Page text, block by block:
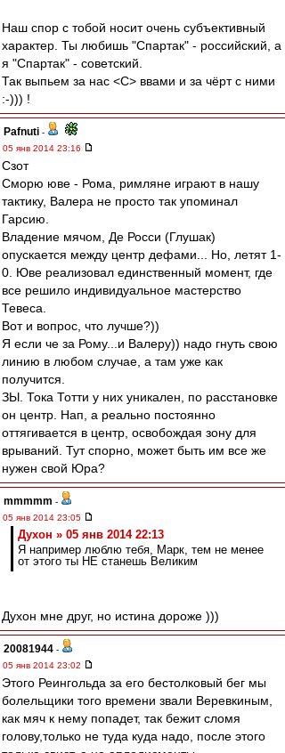
Наш спор с тобой носит очень субъективный
характер. Ты любишь "Спартак" - российский, а
я "Спартак" - советский.
Так выпьем за нас <C> ввами и за чёрт с ними
:-))) !
Pafnuti -
05 янв 2014 23:16
Сзот
Сморю юве - Рома, римляне играют в нашу
тактику, Валера не просто так упоминал
Гарсию.
Владение мячом, Де Росси (Глушак)
опускается между центр дефами... Но, летят 1-
0. Юве реализовал единственный момент, где
все решило индивидуальное мастерство
Тевеса.
Вот и вопрос, что лучше?))
Я если че за Рому...и Валеру)) надо гнуть свою
линию в любом случае, а там уже как
получится.
ЗЫ. Тока Тотти у них уникален, по расстановке
он центр. Нап, а реально постоянно
оттягивается в центр, освобождая зону для
врываний. Тут спорно, может быть им все же
нужен свой Юра?
mmmmm -
05 янв 2014 23:05
Духон » 05 янв 2014 22:13
Я например люблю тебя, Марк, тем не менее
от этого ты НЕ станешь Великим
Духон мне друг, но истина дороже )))
20081944 -
05 янв 2014 23:02
Этого Реингольда за его бестолковый бег мы
болельщики того времени звали Веревкиным,
как мяч к нему попадет, так бежит сломя
голову,только не туда куда надо, после этого